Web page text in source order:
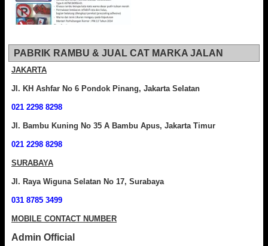
PABRIK RAMBU & JUAL CAT MARKA JALAN
JAKARTA
Jl. KH Ashfar No 6 Pondok Pinang, Jakarta Selatan
021 2298 8298
Jl. Bambu Kuning No 35 A Bambu Apus, Jakarta Timur
021 2298 8298
SURABAYA
Jl. Raya Wiguna Selatan No 17, Surabaya
031 8785 3499
MOBILE CONTACT NUMBER
Admin Official